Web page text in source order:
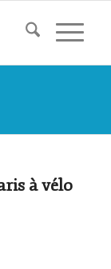
à vélo